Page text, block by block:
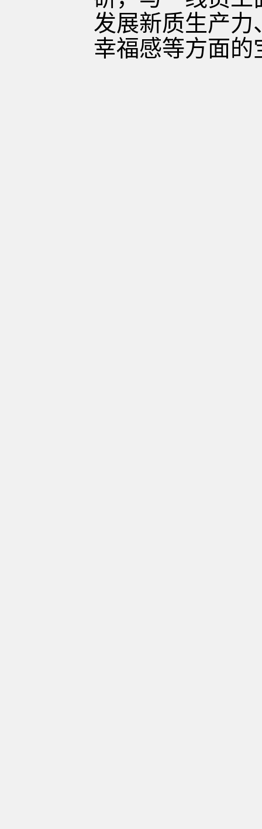
发展新质生产
幸福感等方面的